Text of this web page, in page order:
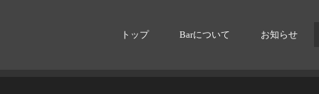
トップ Barについて お知らせ